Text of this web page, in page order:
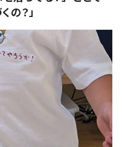
の？」